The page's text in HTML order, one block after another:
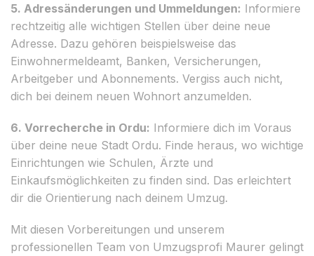
5. Adressänderungen und Ummeldungen: Informiere
rechtzeitig alle wichtigen Stellen über deine neue
Adresse. Dazu gehören beispielsweise das
Einwohnermeldeamt, Banken, Versicherungen,
Arbeitgeber und Abonnements. Vergiss auch nicht,
dich bei deinem neuen Wohnort anzumelden.
6. Vorrecherche in Ordu: Informiere dich im Voraus
über deine neue Stadt Ordu. Finde heraus, wo wichtige
Einrichtungen wie Schulen, Ärzte und
Einkaufsmöglichkeiten zu finden sind. Das erleichtert
dir die Orientierung nach deinem Umzug.
Mit diesen Vorbereitungen und unserem
professionellen Team von Umzugsprofi Maurer gelingt